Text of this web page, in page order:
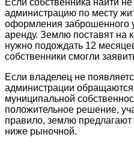
Если собственника найти
администрацию по месту
оформления заброшенного
аренду. Землю поставят на
нужно подождать 12
собственники смогли
Если владелец не
администрации
муниципальной
положительное решение,
правило, землю предлагают
ниже рыночной.